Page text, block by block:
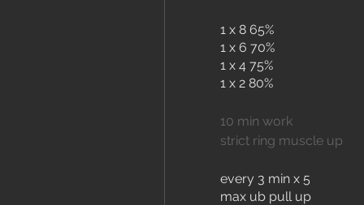
1 x 8 65%
1 x 6 70%
1 x 4 75%
1 x 2 80%
10 min work
strict ring muscle up
every 3 min x 5
max ub pull up